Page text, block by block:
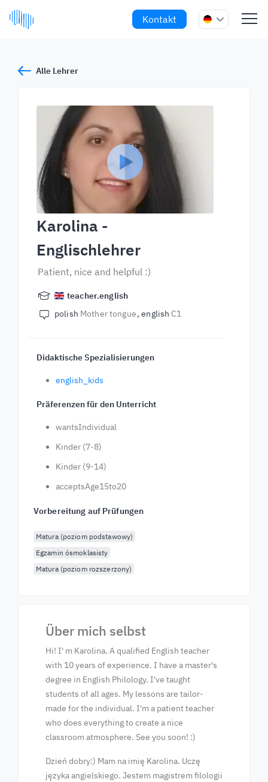
Kontakt
Alle Lehrer
Karolina -
Englischlehrer
Patient, nice and helpful :)
teacher.english
polish Mother tongue english C1
Didaktische Spezialisierungen
english_kids
Präferenzen für den Unterricht
wantsIndividual
Kinder (7-8)
Kinder (9-14)
acceptsAge15to20
Vorbereitung auf Prüfungen
Matura (poziom podstawowy)
Egzamin ósmoklasisty
Matura (poziom rozszerzony)
Über mich selbst
Hi! I' m Karolina. A qualified English teacher
with 10 years of experience. I have a master's
degree in English Philology. I've taught
students of all ages. My lessons are tailor-
made for the individual. I'm a patient teacher
who does everything to create a nice
classroom atmosphere. See you soon! :)
Dzień dobry:) Mam na imię Karolina. Uczę
języka angielskiego. Jestem magistrem filologii